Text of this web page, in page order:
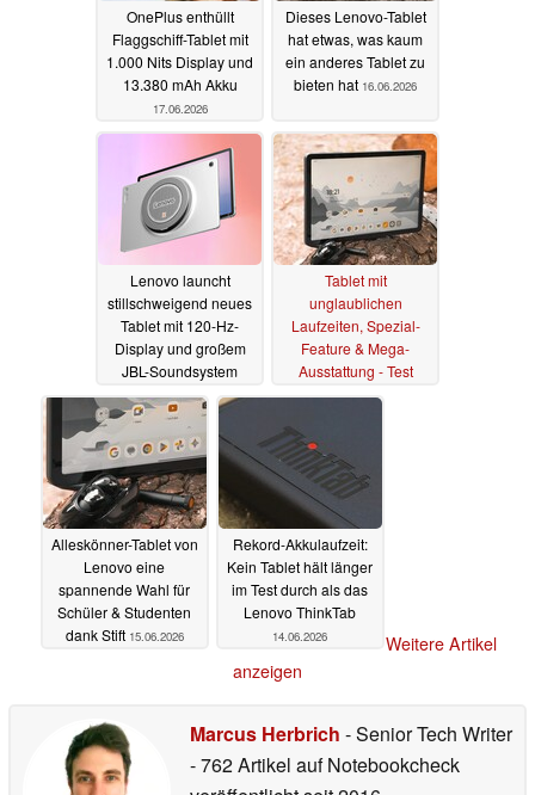
OnePlus enthüllt
Flaggschiff-Tablet mit
1.000 Nits Display und
13.380 mAh Akku
17.06.2026
Dieses Lenovo-Tablet
hat etwas, was kaum
ein anderes Tablet zu
bieten hat 16.06.2026
Lenovo launcht
stillschweigend neues
Tablet mit 120-Hz-
Display und großem
JBL-Soundsystem
16.06.2026
Tablet mit
unglaublichen
Laufzeiten, Spezial-
Feature & Mega-
Ausstattung - Test
Lenovo ThinkTab X11
Alleskönner-Tablet von
Lenovo eine
spannende Wahl für
Schüler & Studenten
dank Stift 15.06.2026
Rekord-Akkulaufzeit:
Kein Tablet hält länger
im Test durch als das
Lenovo ThinkTab
14.06.2026
Weitere Artikel
anzeigen
Marcus Herbrich - Senior Tech Writer
- 762 Artikel auf Notebookcheck